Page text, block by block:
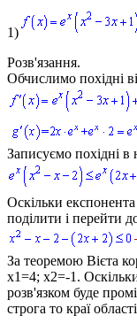
1)
Розв'язання.
Обчислимо похідні
Записуємо похідні в
Оскільки
поділити і перейти
За теоремою Вієта
x1=4; x2=-1 .
розв'язком буде
строга то краї